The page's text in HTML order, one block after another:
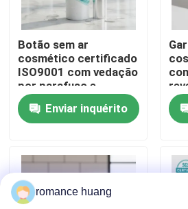
Fale Conosco
Pedir um orçamento
Garrafa mal ventilada
garrafa cosmética da loção
Frasco de creme cosmético
Botão sem ar
cosmético certificado
ISO9001 com vedação
por parafuso e
impressão
personalizável para
ingredientes sensíveis
Enviar inquérito
romance huang